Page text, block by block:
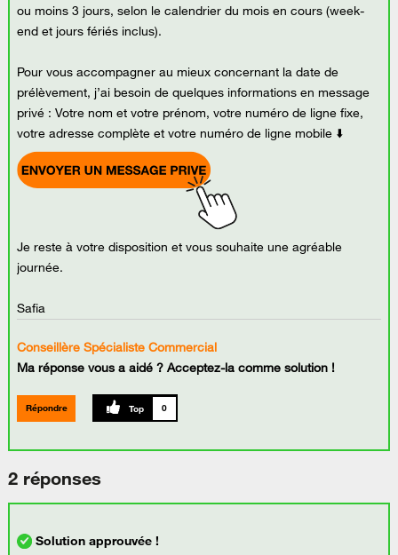
ou moins 3 jours, selon le calendrier du mois en cours (week-
end et jours fériés inclus).
Pour vous accompagner au mieux concernant la date de
prélèvement, j’ai besoin de quelques informations en message
privé : Votre nom et votre prénom, votre numéro de ligne fixe,
votre adresse complète et votre numéro de ligne mobile ⬇️
Je reste à votre disposition et vous souhaite une agréable
journée.
Safia
Conseillère Spécialiste Commercial
Ma réponse vous a aidé ? Acceptez-la comme solution !
Répondre 0
2 réponses